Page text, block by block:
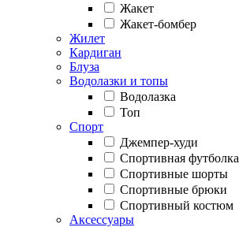
Жакет
Жакет-бомбер
Жилет
Кардиган
Блуза
Водолазки и топы
Водолазка
Топ
Спорт
Джемпер-худи
Спортивная футболка
Спортивные шорты
Спортивные брюки
Спортивный костюм
Аксессуары